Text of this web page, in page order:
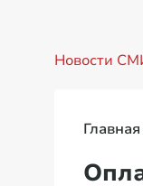
Новости
Главная